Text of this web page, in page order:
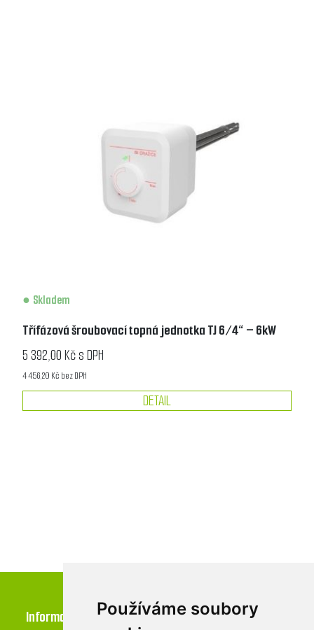
Používáme soubory
Skladem
Třífázová šroubovací topná jednotka TJ 6/4“ – 6kW
5 392,00 Kč s DPH
4 456,20 Kč bez DPH
DETAIL
Informace